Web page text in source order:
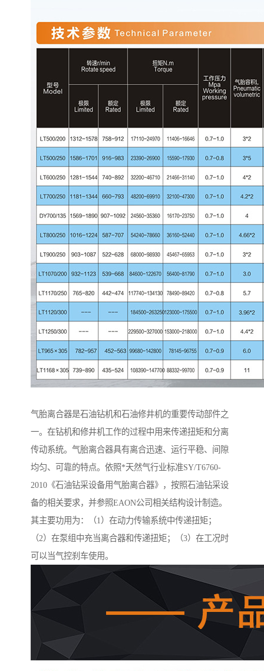
气胎离合器是石油钻机和石油修井机的重要传动部件之
一。在钻机和修井机工作的过程中用来传递扭矩和分离
传动系统。气胎离合器具有离合迅速、运行平稳、间隙
均匀、可靠的特点。依照*天然气行业标准SY/T6760-
2010《石油钻采设备用气胎离合器》，按照石油钻采设
备的相关要求，并参照EAON公司相关结构设计制造。
其主要功用为：（1）在动力传输系统中传递扭矩；
（2）在泵组中充当离合器和传递扭矩；（3）在工况时
可以当气控刹车使用。